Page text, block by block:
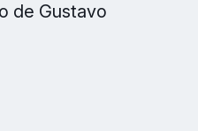
de Gustavo